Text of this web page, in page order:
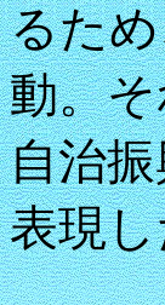
るた
動。
自治
表現